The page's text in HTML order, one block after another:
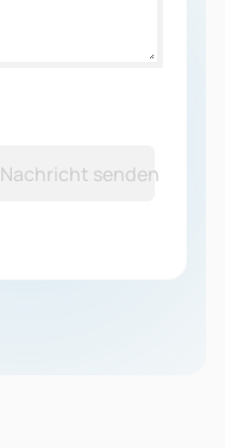
Nachricht senden